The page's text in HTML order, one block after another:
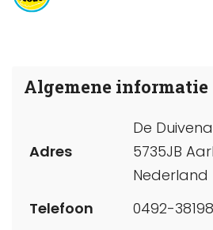
Algemene informatie
Adres
De
5735JB
Nederland
Telefoon
0492-